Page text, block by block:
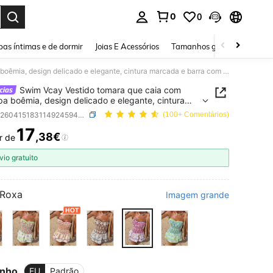
0 0
íntimas e de dormir Joias E Acessórios Tamanhos grandes
Swim Vcay Vestido tomara que caia com estampa boêmia, design delicado e elegante, cintura marcada e barra com babados.
Swim Vcay Vestido tomara que caia com
boêmia, design delicado e elegante, cintura
e barra com babados.
SKU: sz260415183114924594473 (100+ Comentários)
AND AVAILABILITY
de17,38€
gratuito
Roxa Imagem grande